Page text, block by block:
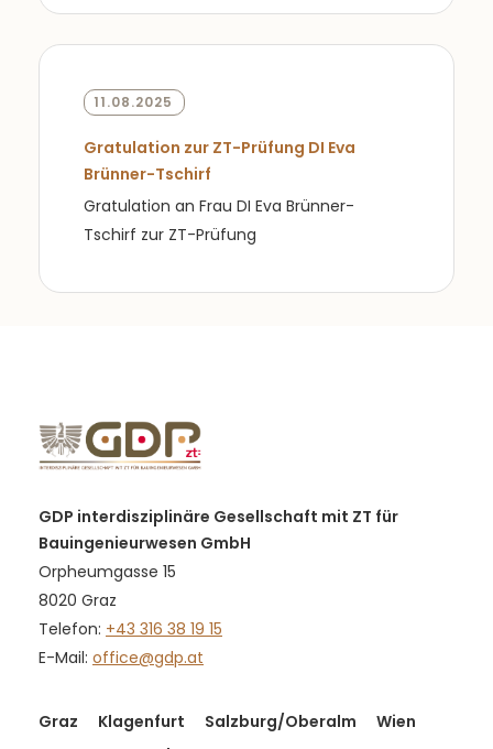
11.08.2025
Gratulation zur ZT-Prüfung DI Eva
Brünner-Tschirf
Gratulation an Frau DI Eva Brünner-
Tschirf zur ZT-Prüfung
GDP interdisziplinäre Gesellschaft mit ZT für
Bauingenieurwesen GmbH
Orpheumgasse 15
8020 Graz
Telefon: +43 316 38 19 15
E-Mail: office@gdp.at
Graz Klagenfurt Salzburg/Oberalm
Wien